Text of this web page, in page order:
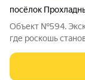
посёлок
Объект №594.
где роскошь
статусной жизни.
престижном